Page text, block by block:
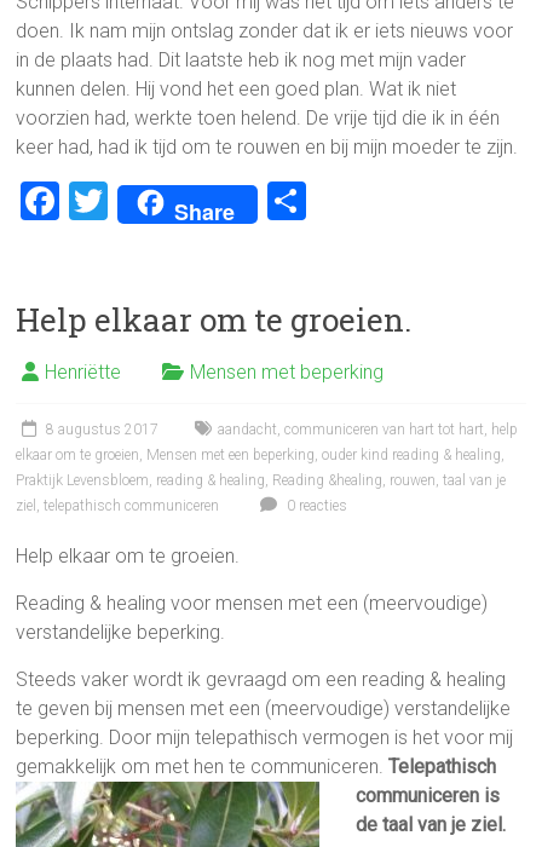
doen. Ik nam mijn ontslag zonder dat ik er iets nieuws voor
in de plaats had. Dit laatste heb ik nog met mijn vader
kunnen delen. Hij vond het een goed plan. Wat ik niet
voorzien had, werkte toen helend. De vrije tijd die ik in één
keer had, had ik tijd om te rouwen en bij mijn moeder te zijn.
F
b
o
ok
T
wi
er
Share
n
Help elkaar om te groeien.
Henriëtte Mensen met beperking
8 augustus 2017 aandacht,communiceren van hart tot hart, help
elkaar om te groeien, Mensen met een beperking,ouder kind reading & healing,
Praktijk Levensbloem, reading & healing, Reading &healing, rouwen,taal van je
ziel ,telepathisch communiceren 0 reacties
Help elkaar om te groeien.
Reading & healing voor mensen met een (meervoudige)
verstandelijke beperking.
Steeds vaker wordt ik gevraagd om een reading & healing
te geven bij mensen met een (meervoudige) verstandelijke
beperking. Door mijn telepathisch vermogen is het voor mij
gemakkelijk om met hen te communiceren.Telepathisch
communiceren is
de taal van je ziel.